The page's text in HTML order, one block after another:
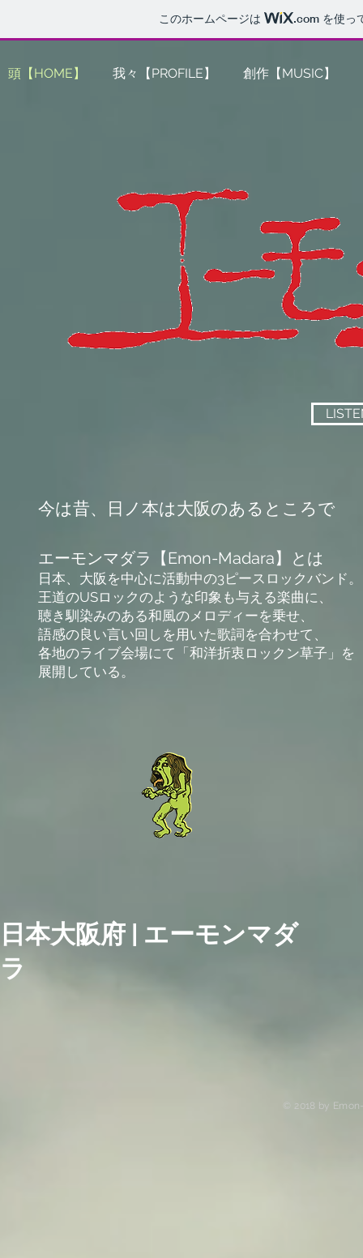
このホームページは .com を使っ
頭【HOME】 我々【PROFILE】 創作【MUSIC】
今は昔、日ノ本は大阪のあるところで
エーモンマダラ【Emon-Madara】とは
日本、大阪を中心に活動中の3ピースロックバンド。
王道のUSロックのような印象も与える楽曲に、
聴き馴染みのある和風のメロディーを乗せ、
語感の良い言い回しを用いた歌詞を合わせて、
各地のライブ会場にて「和洋折衷ロックン草子」を
展開している。
日本大阪府 | エーモンマダ
ラ
© 2018 by